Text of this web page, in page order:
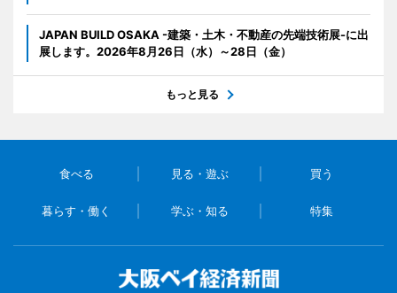
JAPAN BUILD OSAKA -建築・土木・不動産の先端技術展-に出
展します。2026年8月26日（水）～28日（金）
もっと見る
食べる 見る・遊ぶ 買う
暮らす・働く 学ぶ・知る 特集